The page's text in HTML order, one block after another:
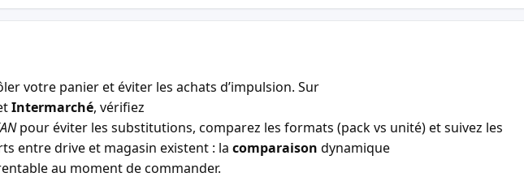
votre panier et éviter les achats d’impulsion. Sur
Intermarché, vérifiez
pour éviter les substitutions, comparez les formats (pack vs unité) et suivez les
entre drive et magasin existent : la comparaison dynamique
au moment de commander.